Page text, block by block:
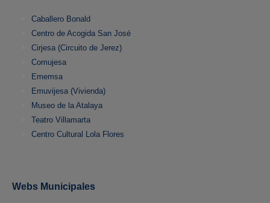
Caballero Bonald
Centro de Acogida San José
Cirjesa (Circuito de Jerez)
Comujesa
Ememsa
Emuvijesa (Vivienda)
Museo de la Atalaya
Teatro Villamarta
Centro Cultural Lola Flores
Webs Municipales